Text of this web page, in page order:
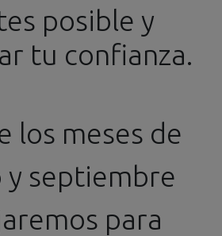
info@ssgproducts.com
+34 644 54 77 87
Horario de 16h a 20h
posible y
tu confianza.
los meses de
y septiembre
para